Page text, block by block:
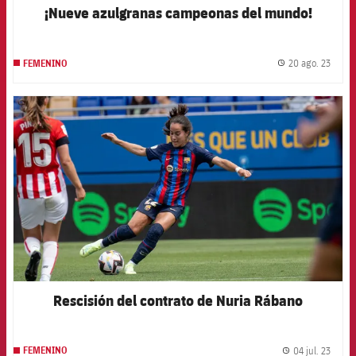
¡Nueve azulgranas campeonas del mundo!
FEMENINO 20 ago. 23
FCB Barcelona badge
Rescisión del contrato de Nuria Rábano
FEMENINO 04 jul. 23